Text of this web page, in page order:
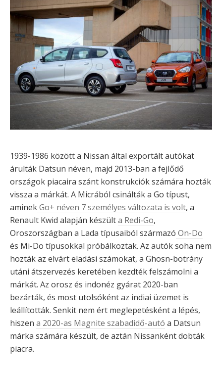
1939-1986 között a Nissan által exportált autókat
árulták Datsun néven, majd 2013-ban a fejlődő
országok piacaira szánt konstrukciók számára hozták
vissza a márkát. A Micrából csinálták a Go típust,
aminekGo+ néven 7 személyes változata is volt, a
Renault Kwid alapján készülta Redi-Go,
Oroszországban a Lada típusaiból származó On-Do
és Mi-Do típusokkal próbálkoztak. Az autók soha nem
hozták az elvárt eladási számokat, a Ghosn-botrány
utáni átszervezés keretében kezdték felszámolni a
márkát. Az orosz és indonéz gyárat 2020-ban
bezárták, és most utolsóként az indiai üzemet is
leállították. Senkit nem ért meglepetésként a lépés,
hiszen a 2020-as Magnite szabadidő-autó a Datsun
márka számára készült, de aztán Nissanként dobták
piacra.